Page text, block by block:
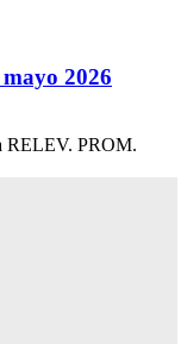
2026
RELEV. PROM.